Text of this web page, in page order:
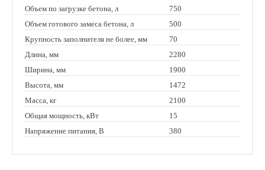
Объем по загрузке бетона, л
750
Объем готового замеса бетона, л
500
Крупность заполнителя не более, мм
70
Длина, мм
2280
Ширина, мм
1900
Высота, мм
1472
Масса, кг
2100
Общая мощность, кВт
15
Напряжение питания, В
380